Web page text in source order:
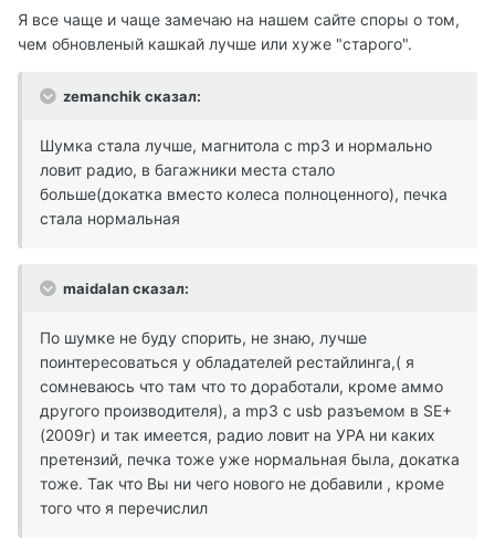
Я все чаще и чаще замечаю на нашем сайте споры о том,
чем обновленый кашкай лучше или хуже "старого".
zemanchik сказал:
Шумка стала лучше, магнитола с mp3 и нормально
ловит радио, в багажники места стало
больше(докатка вместо колеса полноценного), печка
стала нормальная
maidalan сказал:
По шумке не буду спорить, не знаю, лучше
поинтересоваться у обладателей рестайлинга,( я
сомневаюсь что там что то доработали, кроме аммо
другого производителя), а mp3 с usb разъемом в SE+
(2009г) и так имеется, радио ловит на УРА ни каких
претензий, печка тоже уже нормальная была, докатка
тоже. Так что Вы ни чего нового не добавили , кроме
того что я перечислил